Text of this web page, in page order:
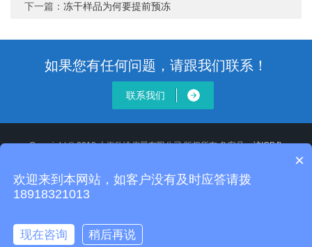
下一篇：冻干样品为何要提前预冻
如果您有任何问题，请跟我们联系！
联系我们
Copyright © 2018 上海欣谕仪器有限公司 版权所有 备案号：沪ICP备
地址：
全国统一服务电话：13918118355 24小时服务电话：18918321013 E-
主营设备：冷冻水机，低温水浴槽，制冰机，冷冻干燥机，超低温冰箱，层
×
欢迎来到本网站，如客户没有及时应答请拨
18918321013
现在咨询
稍后再说